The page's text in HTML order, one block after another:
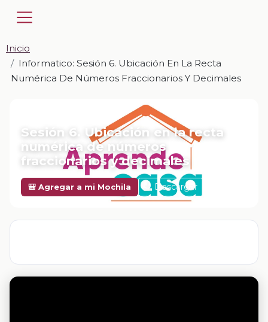
Inicio
Informatico: Sesión 6. Ubicación En La Recta
Numérica De Números Fraccionarios Y Decimales
Sesión 6. Ubicación en la recta
numérica de números
fraccionarios y decimales
🎒 Agregar a mi Mochila Descargar